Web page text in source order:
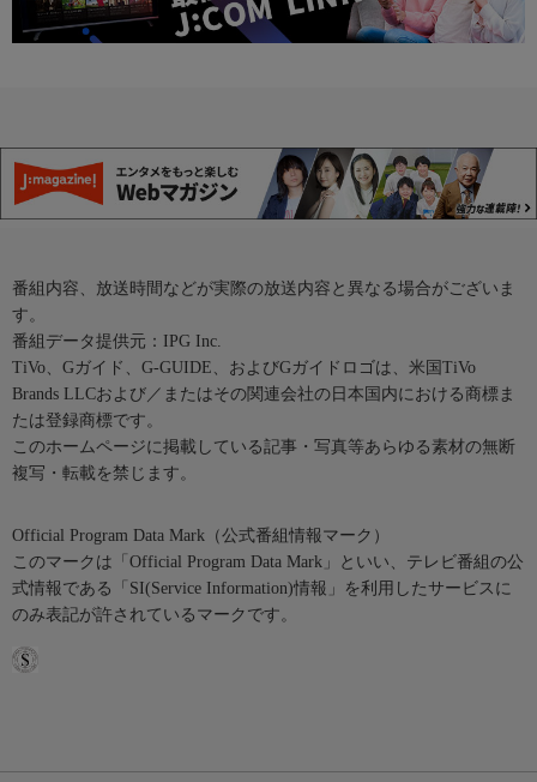
番組内容、放送時間などが実際の放送内容と異なる場合がございま
す。
番組データ提供元：IPG Inc.
TiVo、Gガイド、G-GUIDE、およびGガイドロゴは、米国TiVo
Brands LLCおよび／またはその関連会社の日本国内における商標ま
たは登録商標です。
このホームページに掲載している記事・写真等あらゆる素材の無断
複写・転載を禁じます。
Official Program Data Mark（公式番組情報マーク）
このマークは「Official Program Data Mark」といい、テレビ番組の公
式情報である「SI(Service Information)情報」を利用したサービスに
のみ表記が許されているマークです。